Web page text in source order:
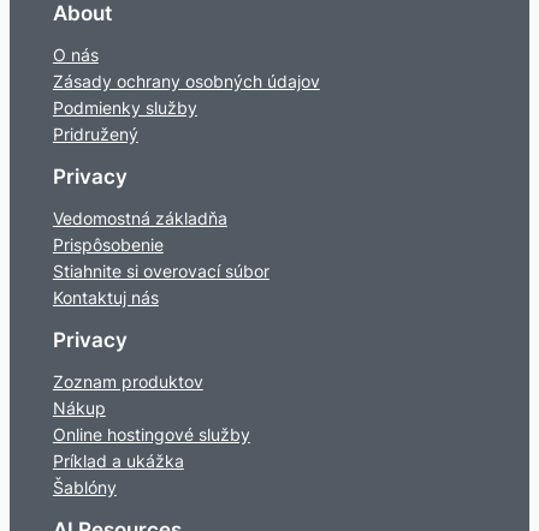
About
O nás
Zásady ochrany osobných údajov
Podmienky služby
Pridružený
Privacy
Vedomostná základňa
Prispôsobenie
Stiahnite si overovací súbor
Kontaktuj nás
Privacy
Zoznam produktov
Nákup
Online hostingové služby
Príklad a ukážka
Šablóny